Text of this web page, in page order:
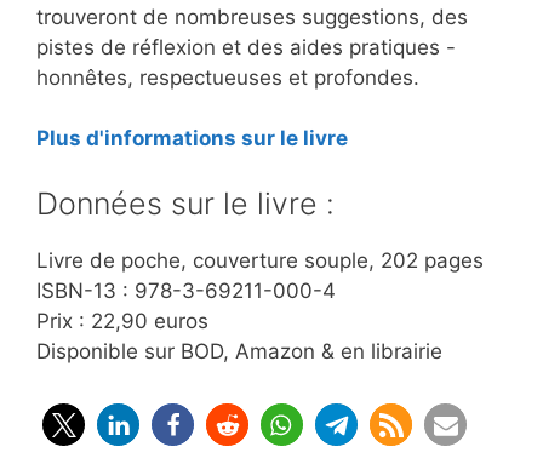
trouveront de nombreuses suggestions, des
pistes de réflexion et des aides pratiques -
honnêtes, respectueuses et profondes.
Plus d'informations sur le livre
Données sur le livre :
Livre de poche, couverture souple, 202 pages
ISBN-13 : 978-3-69211-000-4
Prix : 22,90 euros
Disponible sur BOD, Amazon & en librairie